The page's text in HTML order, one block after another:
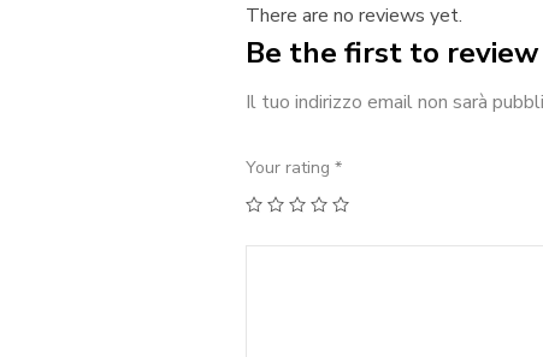
There are no reviews yet.
Be the first to review
Il tuo indirizzo email non sarà
Your rating *
1 2 3 4